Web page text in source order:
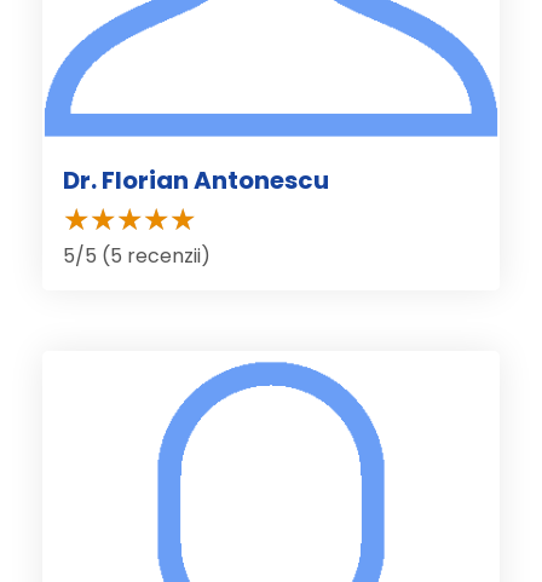
Dr. Florian Antonescu
5/5 (5 recenzii)